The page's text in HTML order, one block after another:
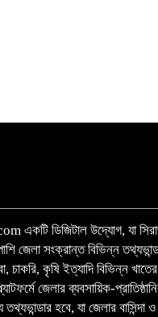
একটি ডিজিটাল উদ্যোগ, যা
জেলা সংক্রান্ত বিভিন্ন
চাকরি, কৃষি ইত্যাদি বিভিন্ন
জেলার ব্যবসায়িক-
তথ্যভান্ডার হবে, যা জেলার